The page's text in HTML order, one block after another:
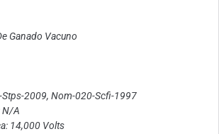
Ganado Vacuno
2009, Nom-020-Scfi-1997
N/A
14,000 Volts